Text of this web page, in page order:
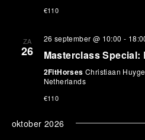
€110
ZA
26
26 september @ 10:00 -
Masterclass Special:
2FitHorses Christiaan
Netherlands
€110
oktober 2026